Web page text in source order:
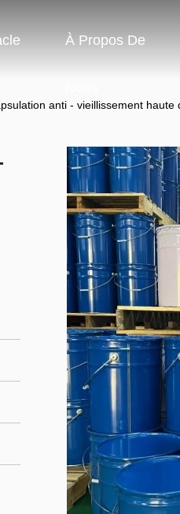
À Propos De
anti - vieillissement haute